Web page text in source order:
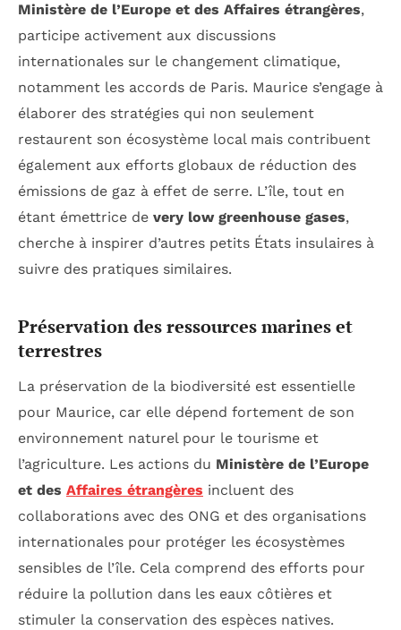
Ministère de l’Europe et des Affaires étrangères,
participe activement aux discussions
internationales sur le changement climatique,
notamment les accords de Paris. Maurice s’engage à
élaborer des stratégies qui non seulement
restaurent son écosystème local mais contribuent
également aux efforts globaux de réduction des
émissions de gaz à effet de serre. L’île, tout en
étant émettrice de very low greenhouse gases,
cherche à inspirer d’autres petits États insulaires à
suivre des pratiques similaires.
Préservation des ressources marines et
terrestres
La préservation de la biodiversité est essentielle
pour Maurice, car elle dépend fortement de son
environnement naturel pour le tourisme et
l’agriculture. Les actions du Ministère de l’Europe
et des Affaires étrangères incluent des
collaborations avec des ONG et des organisations
internationales pour protéger les écosystèmes
sensibles de l’île. Cela comprend des efforts pour
réduire la pollution dans les eaux côtières et
stimuler la conservation des espèces natives.